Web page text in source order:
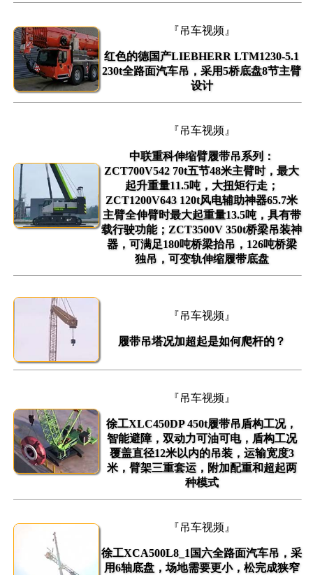
『吊车视频』
红色的德国产LIEBHERR LTM1230-5.1
230t全路面汽车吊，采用5桥底盘8节主臂
设计
『吊车视频』
中联重科伸缩臂履带吊系列：
ZCT700V542 70t五节48米主臂时，最大
起升重量11.5吨，大扭矩行走；
ZCT1200V643 120t风电辅助神器65.7米
主臂全伸臂时最大起重量13.5吨，具有带
载行驶功能；ZCT3500V 350t桥梁吊装神
器，可满足180吨桥梁抬吊，126吨桥梁
独吊，可变轨伸缩履带底盘
『吊车视频』
履带吊塔况加超起是如何爬杆的？
『吊车视频』
徐工XLC450DP 450t履带吊盾构工况，
智能避障，双动力可油可电，盾构工况
覆盖直径12米以内的吊装，运输宽度3
米，臂架三重套运，附加配重和超起两
种模式
『吊车视频』
徐工XCA500L8_1国六全路面汽车吊，采
用6轴底盘，场地需要更小，松完成狭窄